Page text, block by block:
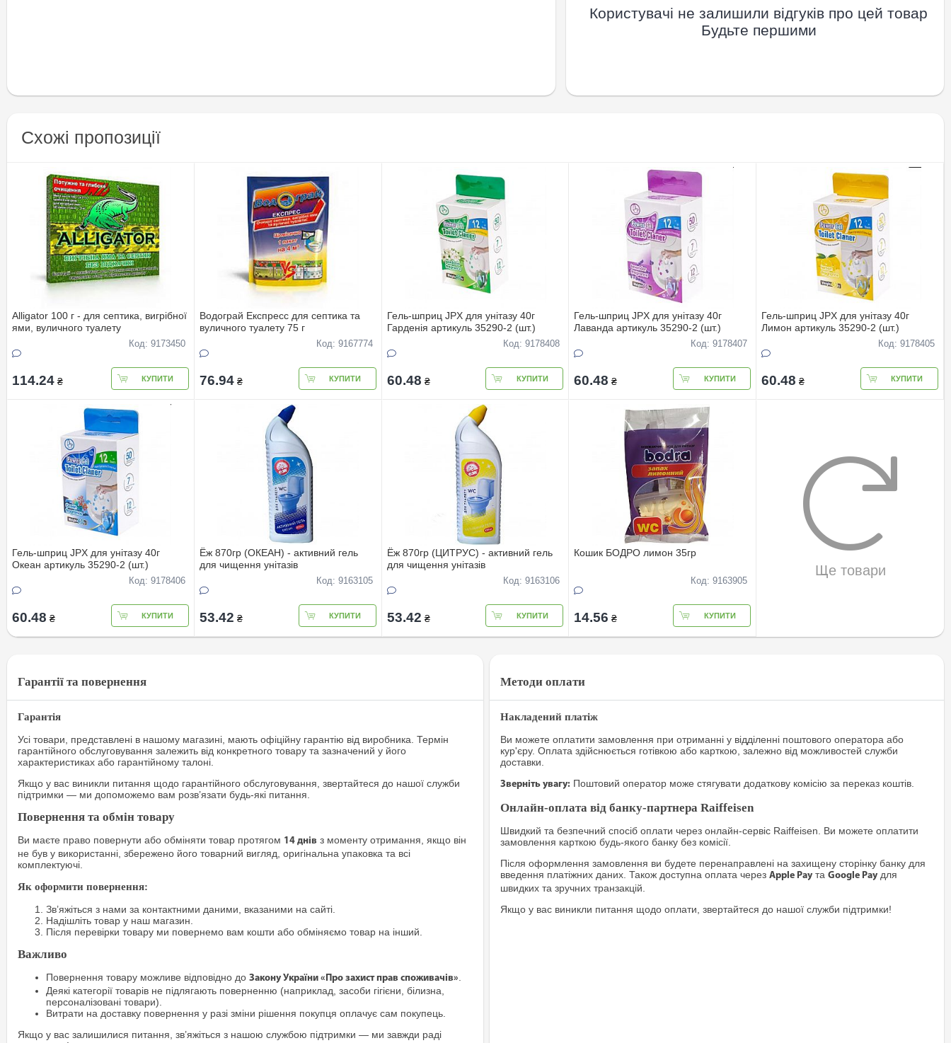
Користувачі не залишили відгуків про цей товар
Будьте першими
Схожі пропозиції
Alligator 100 г - для септика, вигрібної
ями, вуличного туалету
Код: 9173450
114.24 ₴ КУПИТИ
Водограй Експресс для септика та
вуличного туалету 75 г
Код: 9167774
76.94 ₴ КУПИТИ
Гель-шприц JPX для унітазу 40г
Гарденія артикуль 35290-2 (шт.)
Код: 9178408
60.48 ₴ КУПИТИ
Гель-шприц JPX для унітазу 40г
Лаванда артикуль 35290-2 (шт.)
Код: 9178407
60.48 ₴ КУПИТИ
Гель-шприц JPX для унітазу 40г
Лимон артикуль 35290-2 (шт.)
Код: 9178405
60.48 ₴ КУПИТИ
Гель-шприц JPX для унітазу 40г
Океан артикуль 35290-2 (шт.)
Код: 9178406
60.48 ₴ КУПИТИ
Ёж 870гр (ОКЕАН) - активний гель
для чищення унітазів
Код: 9163105
53.42 ₴ КУПИТИ
Ёж 870гр (ЦИТРУС) - активний гель
для чищення унітазів
Код: 9163106
53.42 ₴ КУПИТИ
Кошик БОДРО лимон 35гр
Код: 9163905
14.56 ₴ КУПИТИ
Ще товари
Гарантії та повернення
Гарантія
Усі товари, представлені в нашому магазині, мають офіційну гарантію від виробника. Термін
гарантійного обслуговування залежить від конкретного товару та зазначений у його
характеристиках або гарантійному талоні.
Якщо у вас виникли питання щодо гарантійного обслуговування, звертайтеся до нашої служби
підтримки — ми допоможемо вам розв’язати будь-які питання.
Повернення та обмін товару
Ви маєте право повернути або обміняти товар протягом 14 днів з моменту отримання, якщо він
не був у використанні, збережено його товарний вигляд, оригінальна упаковка та всі
комплектуючі.
Як оформити повернення:
Зв’яжіться з нами за контактними даними, вказаними на сайті.
Надішліть товар у наш магазин.
Після перевірки товару ми повернемо вам кошти або обміняємо товар на інший.
Важливо
Повернення товару можливе відповідно до Закону України «Про захист прав споживачів»
Деякі категорії товарів не підлягають поверненню (наприклад, засоби гігієни, білизна,
персоналізовані товари).
Витрати на доставку повернення у разі зміни рішення покупця оплачує сам покупець.
Якщо у вас залишилися питання, зв’яжіться з нашою службою підтримки — ми завжди раді
Методи оплати
Накладений платіж
Ви можете оплатити замовлення при отриманні у відділенні поштового оператора або
кур'єру. Оплата здійснюється готівкою або карткою, залежно від можливостей служби
доставки.
Зверніть увагу: Поштовий оператор може стягувати додаткову комісію за переказ коштів.
Онлайн-оплата від банку-партнера Raiffeisen
Швидкий та безпечний спосіб оплати через онлайн-сервіс Raiffeisen. Ви можете оплатити
замовлення карткою будь-якого банку без комісії.
Після оформлення замовлення ви будете перенаправлені на захищену сторінку банку для
введення платіжних даних. Також доступна оплата черезApple Pay таGoogle Pay для
швидких та зручних транзакцій.
Якщо у вас виникли питання щодо оплати, звертайтеся до нашої служби підтримки!